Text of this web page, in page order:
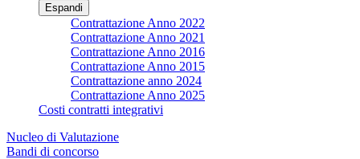
Espandi
Contrattazione Anno 2022
Contrattazione Anno 2021
Contrattazione Anno 2016
Contrattazione Anno 2015
Contrattazione anno 2024
Contrattazione Anno 2025
Costi contratti integrativi
Nucleo di Valutazione
Bandi di concorso